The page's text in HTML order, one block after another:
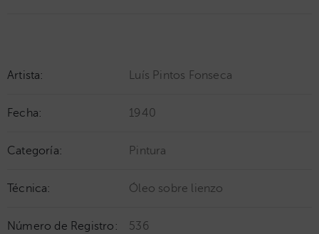
Artista: Luís Pintos Fonseca
Fecha: 1940
Categoría: Pintura
Técnica: Óleo sobre lienzo
Número de Registro: 536